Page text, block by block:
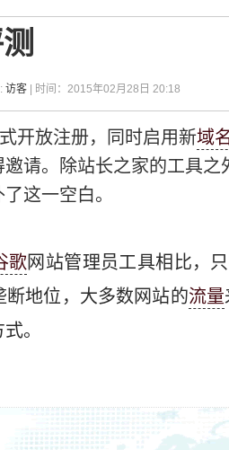
访客 | 时间：2015年02月28日 20:18
开放注册，同时启用新域名
请。除站长之家的工具
这一空白。
歌网站管理员工具相比，
断地位，大多数网站的流量
。